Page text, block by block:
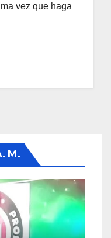
vez que haga
M.